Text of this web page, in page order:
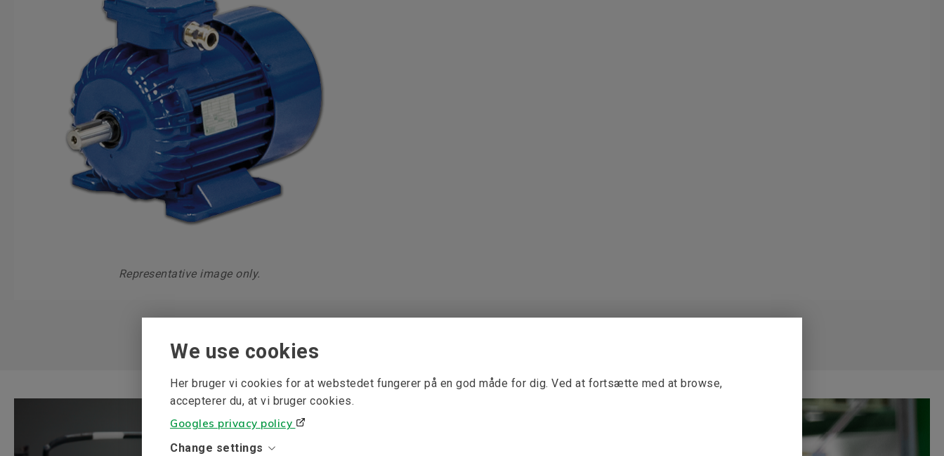
We use cookies
Her bruger vi cookies for at webstedet fungerer på en god måde for dig. Ved at fortsætte med at browse,
accepterer du, at vi bruger cookies.
Googles privacy policy
Change settings
Representative image only.